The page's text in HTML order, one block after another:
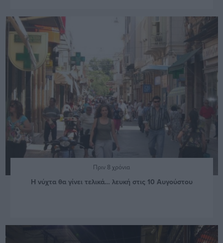
Πριν 8 χρόνια
Η νύχτα θα γίνει τελικά… λευκή στις 10 Αυγούστου